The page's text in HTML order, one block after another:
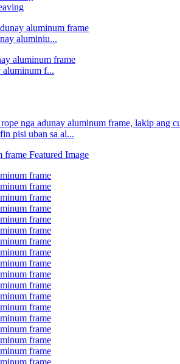
aluminiu...
aluminum f...
pisi uban sa al...